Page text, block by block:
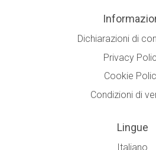
Dichiarazioni di
Privacy
Cookie
Condizioni di
Lingue
Italiano